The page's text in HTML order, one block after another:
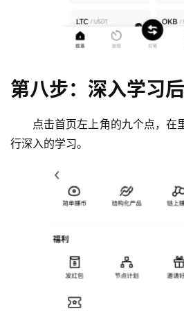
第八步：深入学习
点击首页左上角的九个点，在
行深入的学习。